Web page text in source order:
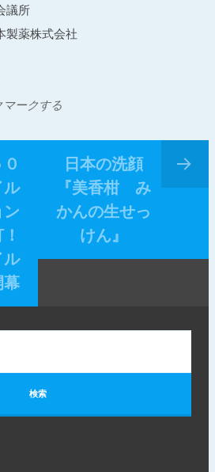
議所
製薬株式会社
ークする
ル
ン
ル
幕
日本の洗顔
『美香柑 み
かんの生せっ
けん』